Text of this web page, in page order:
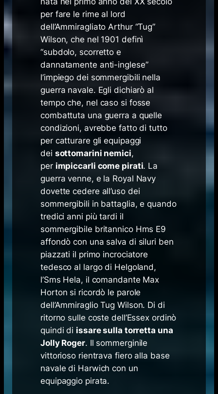
per fare le rime al lord
dell’Ammiragliato Arthur “Tug”
Wilson, che nel 1901 definì
“subdolo, scorretto e
dannatamente anti-inglese”
l’impiego dei sommergibili nella
guerra navale. Egli dichiarò al
tempo che, nel caso si fosse
combattuta una guerra a quelle
condizioni, avrebbe fatto di tutto
per catturare gli equipaggi
dei sottomarini nemici,
per impiccarli come pirati. La
guerra venne, e la Royal Navy
dovette cedere all’uso dei
sommergibili in battaglia, e quando
tredici anni più tardi il
sommergibile britannico Hms E9
affondò con una salva di siluri ben
piazzati il primo incrociatore
tedesco al largo di Helgoland,
l’Sms Hela, il comandante Max
Horton si ricordò le parole
dell’Ammiraglio Tug Wilson. Di di
ritorno sulle coste dell’Essex ordinò
quindi di issare sulla torretta una
Jolly Roger. Il sommerginile
vittorioso rientrava fiero alla base
navale di Harwich con un
equipaggio pirata.